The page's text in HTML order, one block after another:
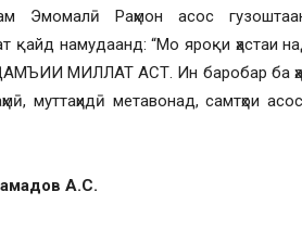
Эмомалӣ Раҳмон асос
қайд намудаанд: “Мо яроқи ҳастаи
МИЛЛАТ АСТ. Ин баробар ба
муттаҳидӣ метавонад, самтҳои
А.С.